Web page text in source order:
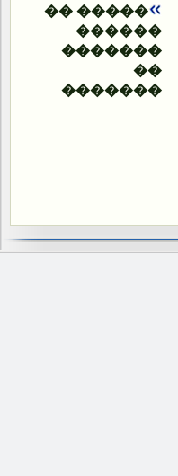
����� ��
������
�������
��
�������